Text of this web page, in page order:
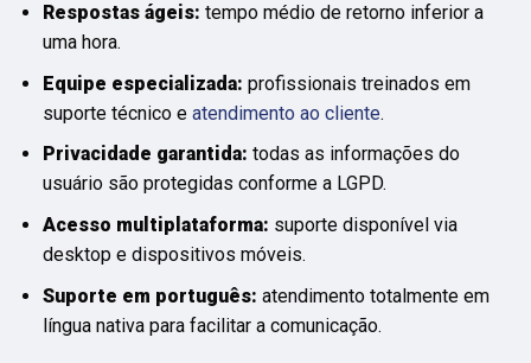
Respostas ágeis: tempo médio de retorno inferior a
uma hora.
Equipe especializada: profissionais treinados em
suporte técnico e atendimento ao cliente.
Privacidade garantida: todas as informações do
usuário são protegidas conforme a LGPD.
Acesso multiplataforma: suporte disponível via
desktop e dispositivos móveis.
Suporte em português: atendimento totalmente em
língua nativa para facilitar a comunicação.